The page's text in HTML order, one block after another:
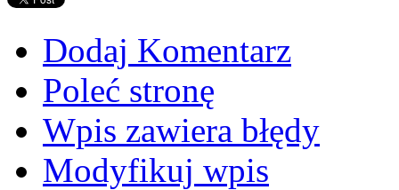
Dodaj Komentarz
Poleć stronę
Wpis zawiera błędy
Modyfikuj wpis